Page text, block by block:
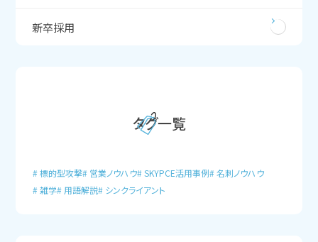
新卒採用
タグ一覧
標的型攻撃 営業ノウハウ SKYPCE活用事例 名刺ノウハウ
雑学
用語解説 シンクライアント